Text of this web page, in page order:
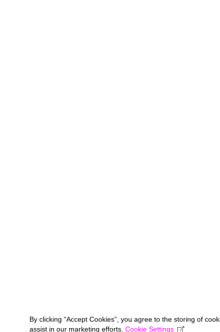
By clicking “Accept Cookies”, you agree to the storing of
assist in our marketing efforts. Cookie Settings